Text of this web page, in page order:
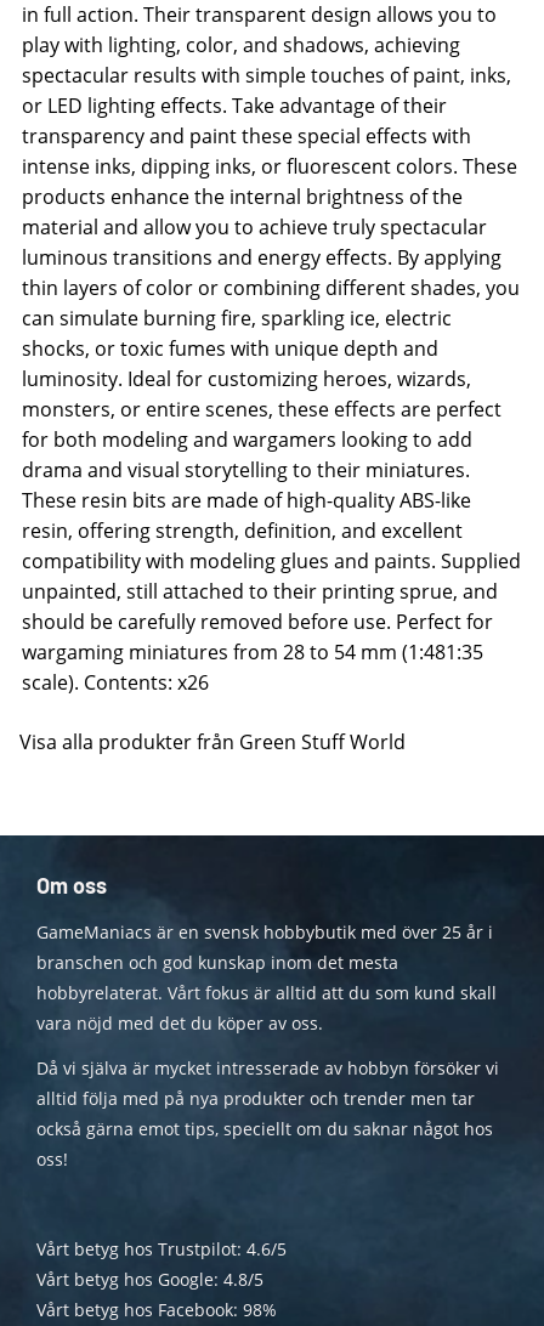
in full action. Their transparent design allows you to
play with lighting, color, and shadows, achieving
spectacular results with simple touches of paint, inks,
or LED lighting effects. Take advantage of their
transparency and paint these special effects with
intense inks, dipping inks, or fluorescent colors. These
products enhance the internal brightness of the
material and allow you to achieve truly spectacular
luminous transitions and energy effects. By applying
thin layers of color or combining different shades, you
can simulate burning fire, sparkling ice, electric
shocks, or toxic fumes with unique depth and
luminosity. Ideal for customizing heroes, wizards,
monsters, or entire scenes, these effects are perfect
for both modeling and wargamers looking to add
drama and visual storytelling to their miniatures.
These resin bits are made of high-quality ABS-like
resin, offering strength, definition, and excellent
compatibility with modeling glues and paints. Supplied
unpainted, still attached to their printing sprue, and
should be carefully removed before use. Perfect for
wargaming miniatures from 28 to 54 mm (1:481:35
scale). Contents: x26
Visa alla produkter från Green Stuff World
Om oss
GameManiacs är en svensk hobbybutik med över 25 år i
branschen och god kunskap inom det mesta
hobbyrelaterat. Vårt fokus är alltid att du som kund skall
vara nöjd med det du köper av oss.
Då vi själva är mycket intresserade av hobbyn försöker vi
alltid följa med på nya produkter och trender men tar
också gärna emot tips, speciellt om du saknar något hos
oss!
Vårt betyg hos Trustpilot: 4.6/5
Vårt betyg hos Google: 4.8/5
Vårt betyg hos Facebook: 98%